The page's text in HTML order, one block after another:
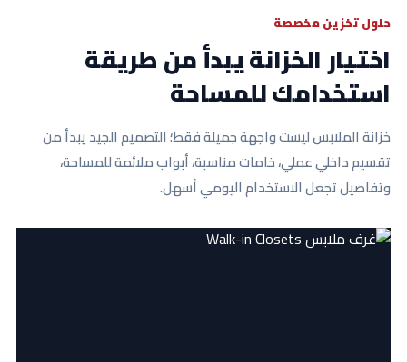
حلول تخزين مخصصة
اختيار الخزانة يبدأ من طريقة
استخدامك للمساحة
خزانة الملابس ليست واجهة جميلة فقط؛ التصميم الجيد يبدأ من
تقسيم داخلي عملي، خامات مناسبة، أبواب ملائمة للمساحة،
وتفاصيل تجعل الاستخدام اليومي أسهل.